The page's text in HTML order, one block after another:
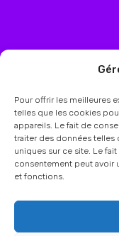
Pour offrir les meilleures
telles que les cookies
appareils. Le fait de
traiter des données telles
uniques sur ce site. Le
consentement peut avoir
et fonctions.